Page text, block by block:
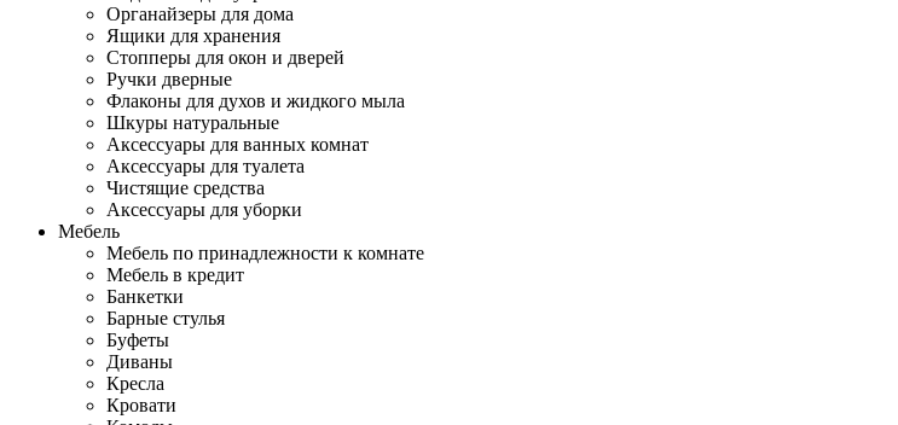
Органайзеры для дома
Ящики для хранения
Стопперы для окон и дверей
Ручки дверные
Флаконы для духов и жидкого мыла
Шкуры натуральные
Аксессуары для ванных комнат
Аксессуары для туалета
Чистящие средства
Аксессуары для уборки
Мебель
Мебель по принадлежности к комнате
Мебель в кредит
Банкетки
Барные стулья
Буфеты
Диваны
Кресла
Кровати